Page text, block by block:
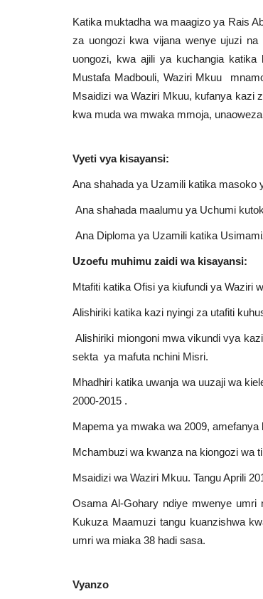
Katika muktadha wa maagizo ya Rais
za uongozi kwa vijana wenye ujuzi
uongozi, kwa ajili ya kuchangia katika
Mustafa Madbouli, Waziri Mkuu
Msaidizi wa Waziri Mkuu, kufanya kazi
kwa muda wa mwaka mmoja,
Vyeti vya kisayansi:
Ana shahada ya Uzamili katika masoko
Ana shahada maalumu ya Uchumi
Ana Diploma ya Uzamili katika
Uzoefu muhimu zaidi wa kisayansi:
Mtafiti katika Ofisi ya kiufundi ya Waziri
Alishiriki katika kazi nyingi za utafiti
Alishiriki miongoni mwa vikundi vya
sekta ya mafuta nchini Misri.
Mhadhiri katika uwanja wa uuzaji wa
2000-2015 .
Mapema ya mwaka wa 2009,
Mchambuzi wa kwanza na kiongozi wa
Msaidizi wa Waziri Mkuu. Tangu Aprili
Osama Al-Gohary ndiye mwenye umri
Kukuza Maamuzi tangu kuanzishwa
umri wa miaka 38 hadi sasa.
Vyanzo